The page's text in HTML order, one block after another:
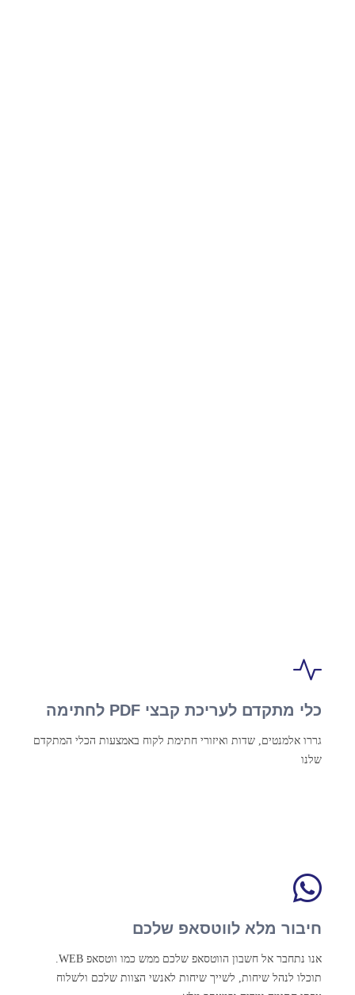
כלי מתקדם לעריכת קבצי PDF לחתימה
גררו אלמנטים, שדות ואיזורי חתימת לקוח באמצעות הכלי המתקדם
שלנו
חיבור מלא לווטסאפ שלכם
תוכלו לנהל שיחות, לשייך שיחות לאנשי הצוות שלכם ולשלוח